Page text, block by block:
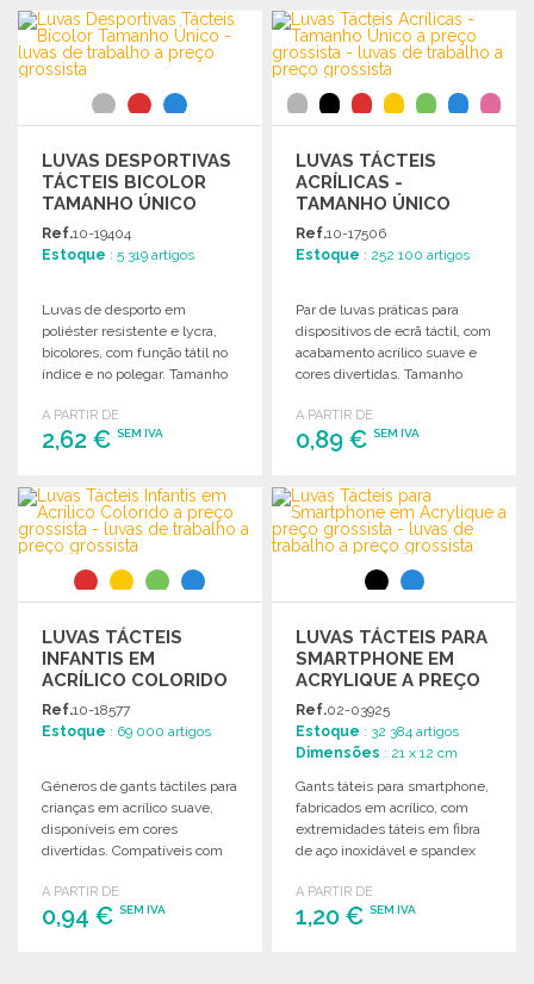
LUVAS DESPORTIVAS
TÁCTEIS BICOLOR
TAMANHO ÚNICO
Ref.10-19404
Estoque : 5 319 artigos
Luvas de desporto em
poliéster resistente e lycra,
bicolores, com função tátil no
índice e no polegar. Tamanho
A PARTIR DE
2,62 € SEM IVA
ENCOMENDAR
Solicitar um orçamento
LUVAS TÁCTEIS
ACRÍLICAS -
TAMANHO ÚNICO
Ref.10-17506
Estoque : 252 100 artigos
Par de luvas práticas para
dispositivos de ecrã táctil, com
acabamento acrílico suave e
cores divertidas. Tamanho
A PARTIR DE
0,89 €SEM IVA
ENCOMENDAR
Solicitar um orçamento
LUVAS TÁCTEIS
INFANTIS EM
ACRÍLICO COLORIDO
A PREÇO GROSSISTA
Ref.10-18577
Estoque : 69 000 artigos
Géneros de gants táctiles para
crianças em acrílico suave,
disponíveis em cores
divertidas. Compatíveis com
A PARTIR DE
0,94 € SEM IVA
LUVAS TÁCTEIS PARA
SMARTPHONE EM
ACRYLIQUE A PREÇO
GROSSISTA
Ref.02-03925
Estoque : 32 384 artigos
Dimensões : 21 x 12 cm
Gants táteis para smartphone,
fabricados em acrílico, com
extremidades táteis em fibra
de aço inoxidável e spandex
A PARTIR DE
1,20 €SEM IVA